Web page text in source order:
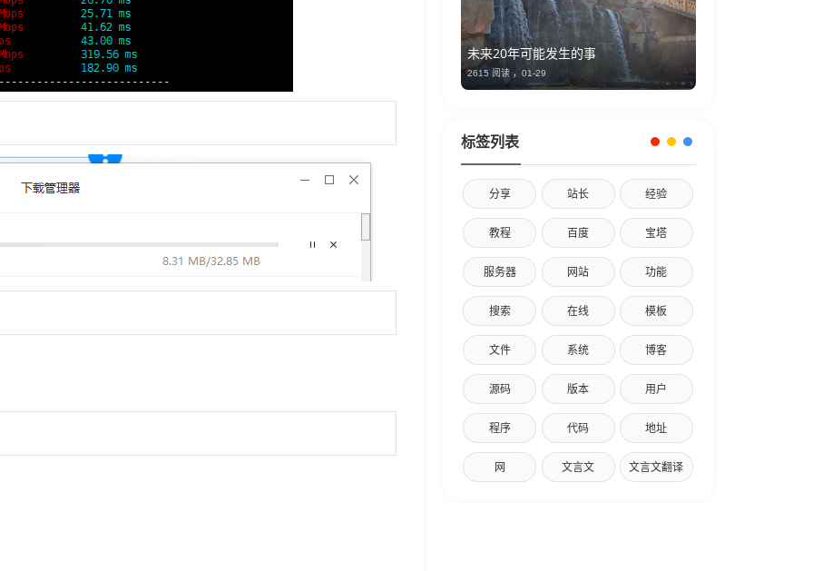
未来20年可能发生的事
2615 阅读 ，01-29
标签列表
分享 站长 经验
教程 百度 宝塔
服务器 网站 功能
搜索 在线 模板
文件 系统 博客
源码 版本 用户
程序 代码 地址
网 文言文 文言文翻译